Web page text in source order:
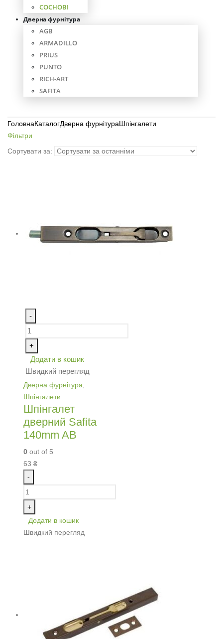
СОСНОВІ
Дверна фурнітура
AGB
ARMADILLO
PRIUS
PUNTO
RICH-ART
SAFITA
ГоловнаКаталогДверна фурнітураШпінгалети
Фільтри
Сортувати за:
-
+
Додати в кошик
Швидкий перегляд
Дверна фурнітура,
Шпінгалети
Шпінгалет
дверний Safita
140mm AB
0 out of 5
63 ₴
-
+
Додати в кошик
Швидкий перегляд